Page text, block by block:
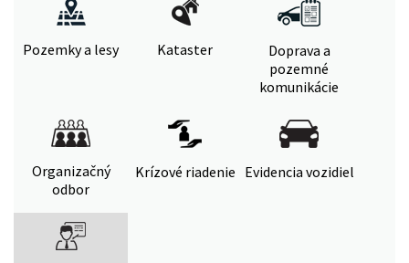
Pozemky a lesy Kataster
Doprava a
pozemné
komunikácie
Organizačný
odbor
Krízové riadenie Evidencia vozidiel